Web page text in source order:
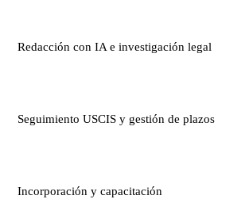
Redacción con IA e investigación legal
Seguimiento USCIS y gestión de plazos
Incorporación y capacitación